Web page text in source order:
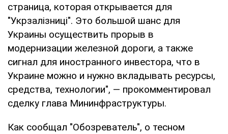
страница, которая открывается для
"Укрзалізниці". Это большой шанс для
Украины осуществить прорыв в
модернизации железной дороги, а также
сигнал для иностранного инвестора, что в
Украине можно и нужно вкладывать ресурсы,
средства, технологии", — прокомментировал
сделку глава Мининфраструктуры.
Как сообщал "Обозреватель", о тесном